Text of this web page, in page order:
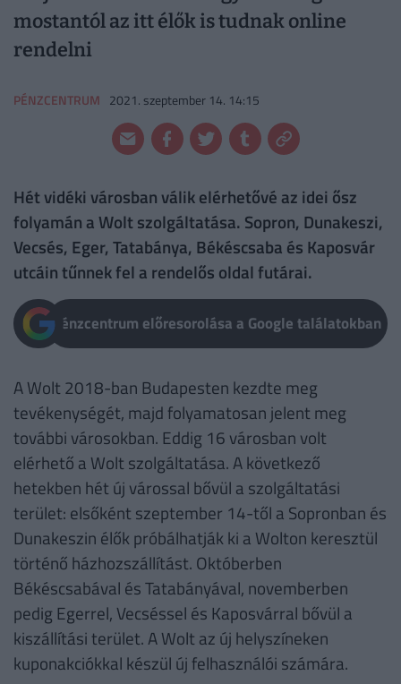
mostantól az itt élők is tudnak online
rendelni
PÉNZCENTRUM 2021. szeptember 14. 14:15
Hét vidéki városban válik elérhetővé az idei ősz
folyamán a Wolt szolgáltatása. Sopron, Dunakeszi,
Vecsés, Eger, Tatabánya, Békéscsaba és Kaposvár
utcáin tűnnek fel a rendelős oldal futárai.
Pénzcentrum előresorolása a Google találatokban
A Wolt 2018-ban Budapesten kezdte meg
tevékenységét, majd folyamatosan jelent meg
további városokban. Eddig 16 városban volt
elérhető a Wolt szolgáltatása. A következő
hetekben hét új várossal bővül a szolgáltatási
terület: elsőként szeptember 14-től a Sopronban és
Dunakeszin élők próbálhatják ki a Wolton keresztül
történő házhozszállítást. Októberben
Békéscsabával és Tatabányával, novemberben
pedig Egerrel, Vecséssel és Kaposvárral bővül a
kiszállítási terület. A Wolt az új helyszíneken
kuponakciókkal készül új felhasználói számára.